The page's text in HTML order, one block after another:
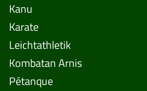
Kanu
Karate
Leichtathletik
Kombatan Arnis
Pétanque